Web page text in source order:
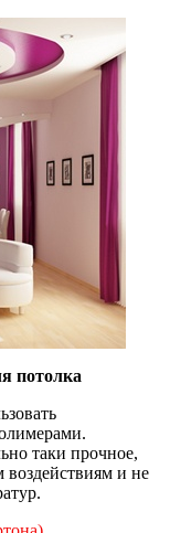
потолка
таки прочное,
воздействиям и не